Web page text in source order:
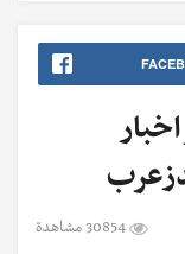
اخبار
30854 مشاهدة